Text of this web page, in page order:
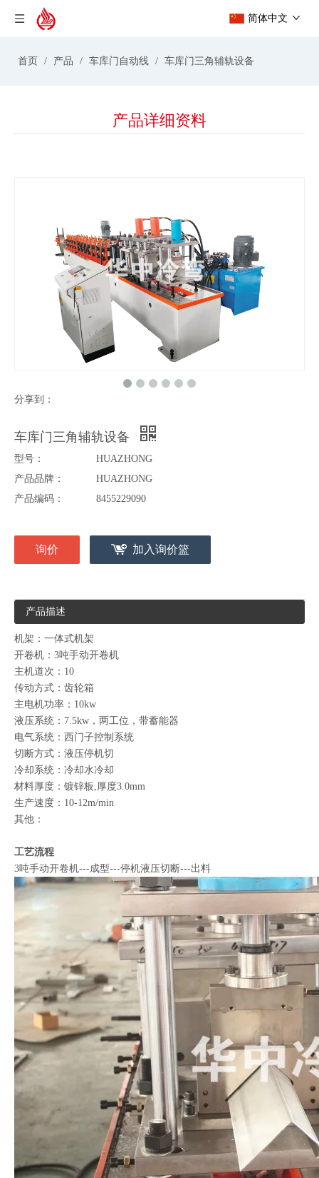
简体中文
首页 / 产品 / 车库门自动线 / 车库门三角辅轨设备
产品详细资料
分享到：
车库门三角辅轨设备
型号：
HUAZHONG
产品品牌：
HUAZHONG
产品编码：
8455229090
询价 加入询价篮
产品描述
机架：一体式机架
开卷机：3吨手动开卷机
主机道次：10
传动方式：齿轮箱
主电机功率：10kw
液压系统：7.5kw，两工位，带蓄能器
电气系统：西门子控制系统
切断方式：液压停机切
冷却系统：冷却水冷却
材料厚度：镀锌板,厚度3.0mm
生产速度：10-12m/min
其他：
工艺流程
3吨手动开卷机---成型---停机液压切断---出料